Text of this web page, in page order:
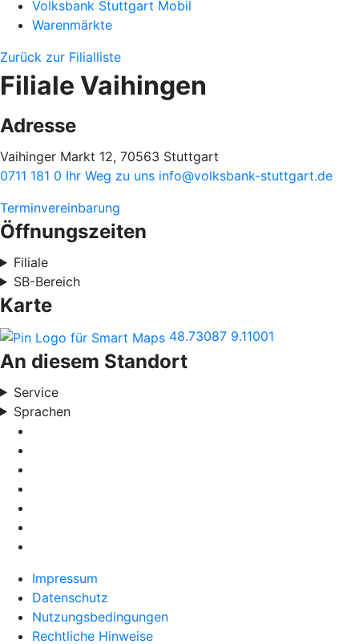
Volksbank Stuttgart Mobil
Warenmärkte
Zurück zur Filialliste
Filiale Vaihingen
Adresse
Vaihinger Markt 12, 70563 Stuttgart
0711 181 0 Ihr Weg zu uns info@volksbank-stuttgart.de
Terminvereinbarung
Öffnungszeiten
Filiale
SB-Bereich
Karte
48.73087 9.11001
An diesem Standort
Service
Sprachen
Impressum
Datenschutz
Nutzungsbedingungen
Rechtliche Hinweise